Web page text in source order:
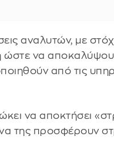
αναλυτών, με
ώστε να
από τις
να αποκτήσει
της προσφέρουν